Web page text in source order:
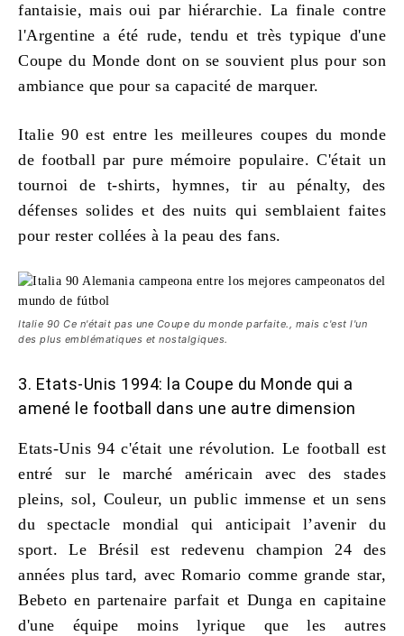
fantaisie, mais oui par hiérarchie. La finale contre
l'Argentine a été rude, tendu et très typique d'une
Coupe du Monde dont on se souvient plus pour son
ambiance que pour sa capacité de marquer.
Italie 90 est entre les meilleures coupes du monde
de football par pure mémoire populaire. C'était un
tournoi de t-shirts, hymnes, tir au pénalty, des
défenses solides et des nuits qui semblaient faites
pour rester collées à la peau des fans.
Italie 90 Ce n'était pas une Coupe du monde parfaite., mais c'est l'un
des plus emblématiques et nostalgiques.
3. Etats-Unis 1994: la Coupe du Monde qui a
amené le football dans une autre dimension
Etats-Unis 94 c'était une révolution. Le football est
entré sur le marché américain avec des stades
pleins, sol, Couleur, un public immense et un sens
du spectacle mondial qui anticipait l’avenir du
sport. Le Brésil est redevenu champion 24 des
années plus tard, avec Romario comme grande star,
Bebeto en partenaire parfait et Dunga en capitaine
d'une équipe moins lyrique que les autres